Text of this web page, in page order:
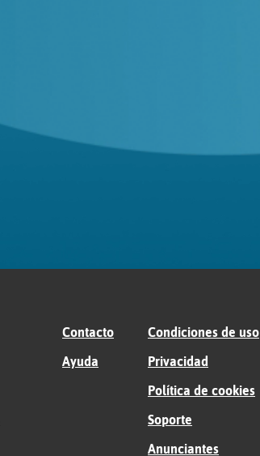
Contacto
Ayuda
Condiciones de uso
Privacidad
Política de cookies
Soporte
Anunciantes